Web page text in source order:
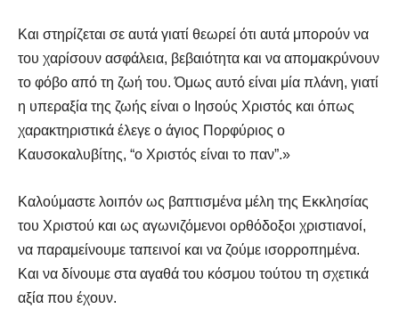
Και στηρίζεται σε αυτά γιατί θεωρεί ότι αυτά μπορούν να
του χαρίσουν ασφάλεια, βεβαιότητα και να απομακρύνουν
το φόβο από τη ζωή του. Όμως αυτό είναι μία πλάνη, γιατί
η υπεραξία της ζωής είναι ο Ιησούς Χριστός και όπως
χαρακτηριστικά έλεγε ο άγιος Πορφύριος ο
Καυσοκαλυβίτης, “ο Χριστός είναι το παν”.»
Καλούμαστε λοιπόν ως βαπτισμένα μέλη της Εκκλησίας
του Χριστού και ως αγωνιζόμενοι ορθόδοξοι χριστιανοί,
να παραμείνουμε ταπεινοί και να ζούμε ισορροπημένα.
Και να δίνουμε στα αγαθά του κόσμου τούτου τη σχετικά
αξία που έχουν.